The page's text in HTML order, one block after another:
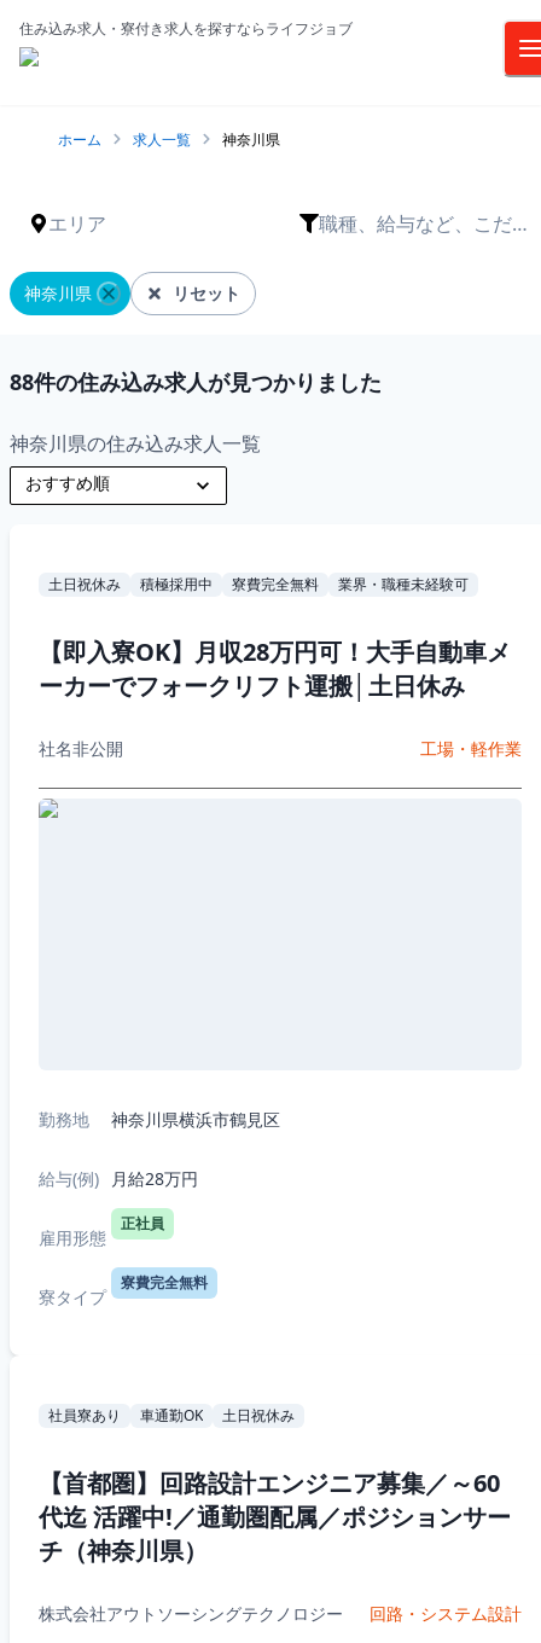
住み込み求人・寮付き求人を探すならライフジョブ
ホーム 求人一覧 神奈川県
エリア
職種、給与など、こだわ
神奈川県 リセット
88件の住み込み求人が見つかりました
神奈川県の住み込み求人一覧
土日祝休み 積極採用中 寮費完全無料 業界・職種未経験可
【即入寮OK】月収28万円可！大手自動車メ
ーカーでフォークリフト運搬│土日休み
社名非公開 工場・軽作業
勤務地 神奈川県横浜市鶴見区
給与(例) 月給28万円
雇用形態
正社員
寮タイプ
寮費完全無料
社員寮あり 車通勤OK 土日祝休み
【首都圏】回路設計エンジニア募集／～60
代迄 活躍中!／通勤圏配属／ポジションサー
チ（神奈川県）
株式会社アウトソーシングテクノロジー 回路・システム設計